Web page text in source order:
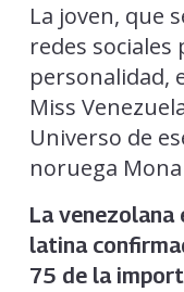
La joven, que
redes
personalidad,
Miss
Universo de
noruega
La venezolana
latina
75 de la